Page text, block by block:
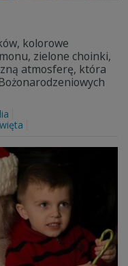
kolorowe
zielone choinki,
atmosferę, która